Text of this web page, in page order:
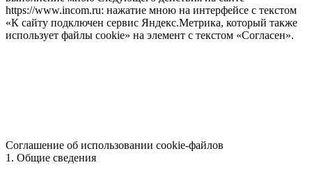
https://www.incom.ru: нажатие мною на интерфейсе с текстом
«К сайту подключен сервис Яндекс.Метрика, который также
использует файлы cookie» на элемент с текстом «Согласен».
Соглашение об использовании cookie-файлов
1. Общие сведения